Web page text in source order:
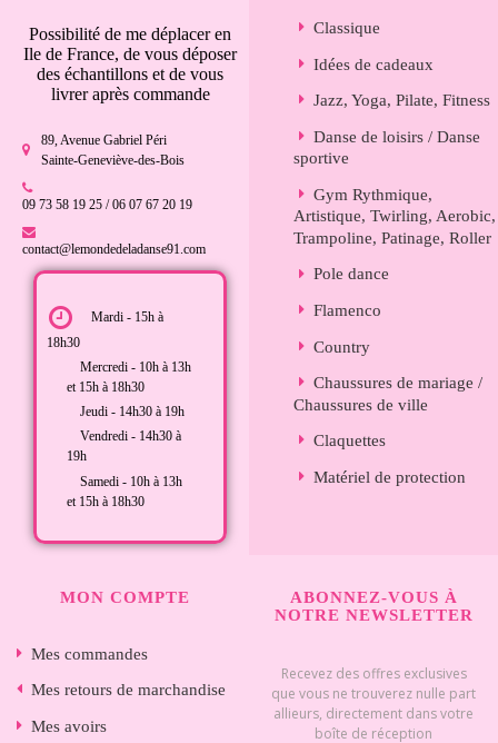
Possibilité de me déplacer en
Ile de France, de vous déposer
des échantillons et de vous
livrer après commande
89, Avenue Gabriel Péri
Sainte-Geneviève-des-Bois
09 73 58 19 25 / 06 07 67 20 19
contact@lemondedeladanse91.com
Mardi - 15h à
18h30
Mercredi - 10h à 13h
et 15h à 18h30
Jeudi - 14h30 à 19h
Vendredi - 14h30 à
19h
Samedi - 10h à 13h
et 15h à 18h30
Classique
Idées de cadeaux
Jazz, Yoga, Pilate, Fitness
Danse de loisirs / Danse
sportive
Gym Rythmique,
Artistique, Twirling, Aerobic,
Trampoline, Patinage, Roller
Pole dance
Flamenco
Country
Chaussures de mariage /
Chaussures de ville
Claquettes
Matériel de protection
MON COMPTE
Mes commandes
Mes retours de marchandise
Mes avoirs
ABONNEZ-VOUS À
NOTRE NEWSLETTER
Recevez des offres exclusives
que vous ne trouverez nulle part
allieurs, directement dans votre
boîte de réception